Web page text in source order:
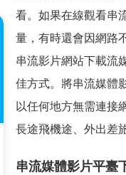
看。如果在線觀看串
量，有時還會因網路
串流影片網站下載流
佳方式。將串流媒體
以任何地方無需連接
長途飛機途、外出差
串流媒體影片平臺